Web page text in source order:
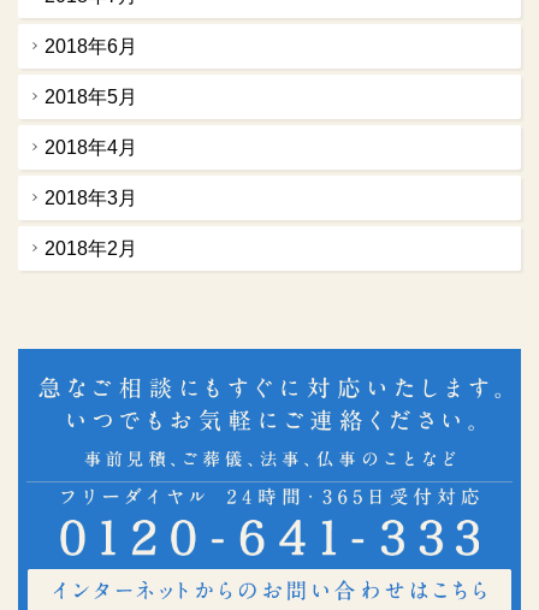
2018年6月
2018年5月
2018年4月
2018年3月
2018年2月